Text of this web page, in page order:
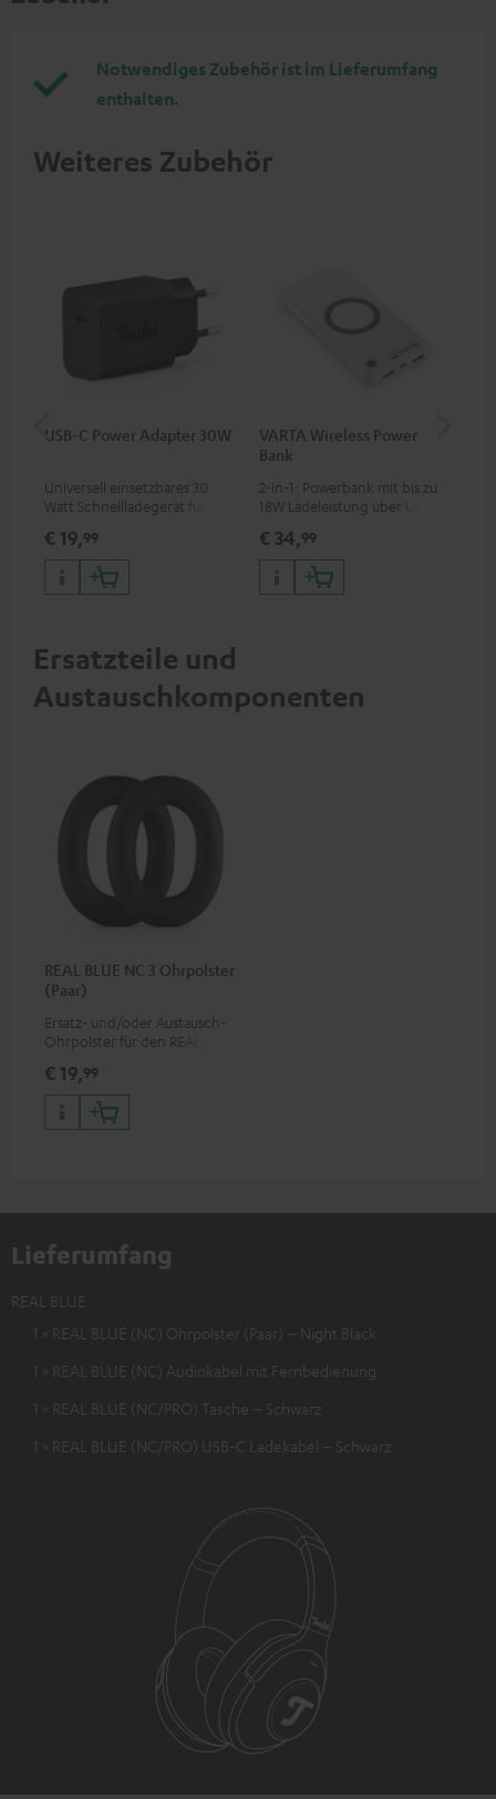
Notwendiges Zubehör ist im Lieferumfang
enthalten.
Weiteres Zubehör
USB-C Power Adapter 30W
Universell einsetzbares 30
Watt Schnellladegerät für
Apple iPhones, Android
Smartphones, Tablets und
Geräte mit USB-C-Anschluss
€ 19,99
VARTA Wireless Power
Bank
2-in-1: Powerbank mit bis zu
18W Ladeleistung über USB
bis zu 10W Ladestrom
€ 34,99
Ersatzteile und
Austauschkomponenten
REAL BLUE NC 3 Ohrpolster
(Paar)
Ersatz- und/oder Austausch-
Ohrpolster für den REAL BLUE
€ 19,99
Lieferumfang
REAL BLUE
1 × REAL BLUE (NC) Ohrpolster (Paar) – Night Black
1 × REAL BLUE (NC) Audiokabel mit Fernbedienung
1 × REAL BLUE (NC/PRO) Tasche – Schwarz
1 × REAL BLUE (NC/PRO) USB-C Ladekabel – Schwarz